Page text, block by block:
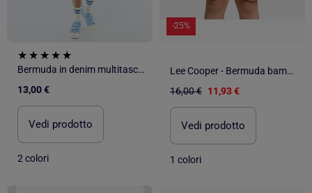
Bermuda in denim multitasche
13,00 €
Vedi prodotto
2 colori
-25%
Lee Cooper - Bermuda bambino
16,00 € 11,93 €
Vedi prodotto
1 colori